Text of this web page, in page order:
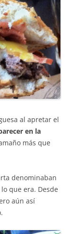
al apretar el
en la
más que
denominaban
que era. Desde
aún así